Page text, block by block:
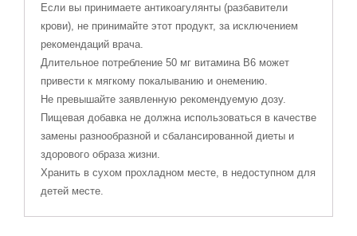
Если вы принимаете антикоагулянты (разбавители
крови), не принимайте этот продукт, за исключением
рекомендаций врача.
Длительное потребление 50 мг витамина В6 может
привести к мягкому покалыванию и онемению.
Не превышайте заявленную рекомендуемую дозу.
Пищевая добавка не должна использоваться в качестве
замены разнообразной и сбалансированной диеты и
здорового образа жизни.
Хранить в сухом прохладном месте, в недоступном для
детей месте.